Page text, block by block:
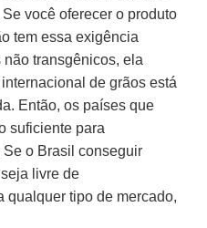
você oferecer o produto
tem essa exigência
transgênicos, ela
de grãos está
Então, os países que
suficiente para
o Brasil conseguir
livre de
qualquer tipo de mercado,